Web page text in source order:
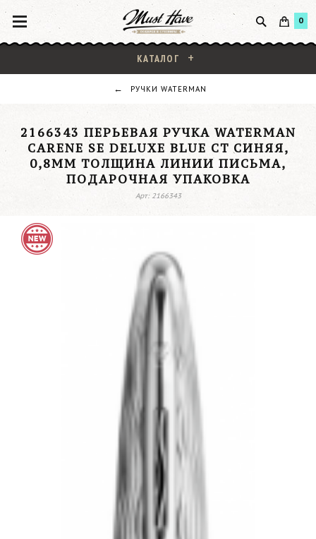
0
КАТАЛОГ
РУЧКИ WATERMAN
2166343 ПЕРЬЕВАЯ РУЧКА WATERMAN
CARENE SE DELUXE BLUE CT СИНЯЯ,
0,8ММ ТОЛЩИНА ЛИНИИ ПИСЬМА,
ПОДАРОЧНАЯ УПАКОВКА
Арт: 2166343